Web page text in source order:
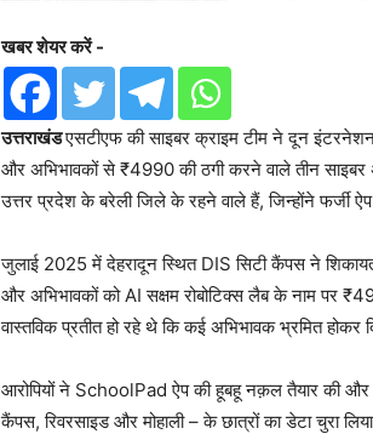
खबर शेयर करें -
उत्तराखंडएसटीएफ की साइबर क्राइम टीम ने दून
और अभिभावकों से ₹4990 की ठगी करने वाले तीन साइबर
उत्तर प्रदेश के बरेली जिले के रहने वाले हैं, जिन्होंने फर्जी
जुलाई 2025 में देहरादून स्थित DIS सिटी कैंपस ने
और अभिभावकों को AI सक्षम रोबोटिक्स लैब के नाम पर
वास्तविक प्रतीत हो रहे थे कि कई अभिभावक भ्रमित
आरोपियों ने SchoolPad ऐप की हूबहू नक़ल तैयार की
कैंपस, रिवरसाइड और मोहाली – के छात्रों का डेटा चुरा